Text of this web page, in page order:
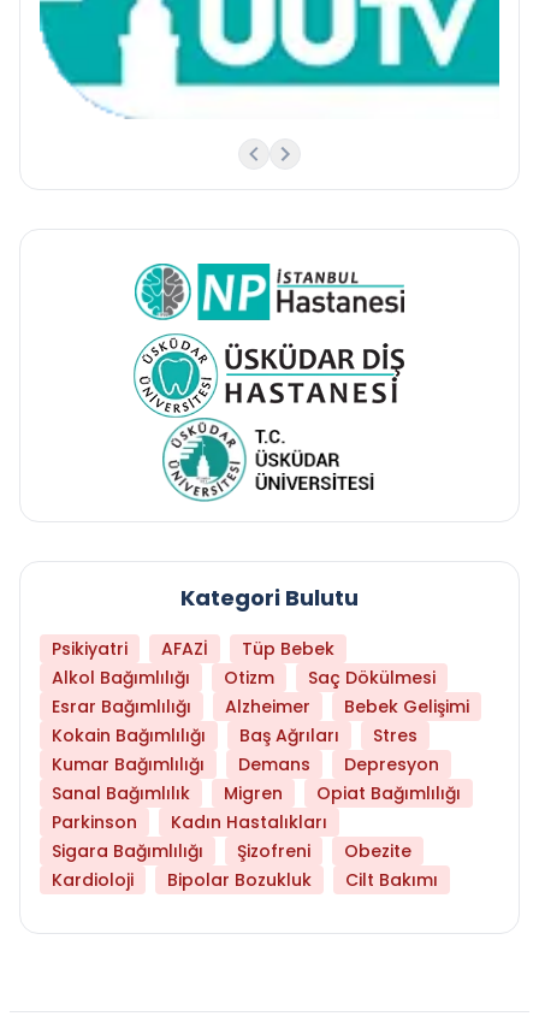
Kategori Bulutu
Psikiyatri AFAZİ
Tüp Bebek
Alkol Bağımlılığı
Otizm
Saç Dökülmesi
Esrar Bağımlılığı
Alzheimer
Bebek Gelişimi
Kokain Bağımlılığı
Baş Ağrıları
Stres
Kumar Bağımlılığı
Demans
Depresyon
Sanal Bağımlılık
Migren
Opiat Bağımlılığı
Parkinson
Kadın Hastalıkları
Sigara Bağımlılığı
Şizofreni
Obezite
Kardioloji
Bipolar Bozukluk Cilt Bakımı